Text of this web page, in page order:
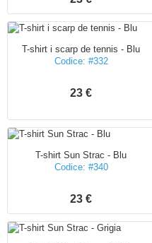
T-shirt i scarp de tennis - Blu
Codice: #332
23 €
T-shirt Sun Strac - Blu
Codice: #340
23 €